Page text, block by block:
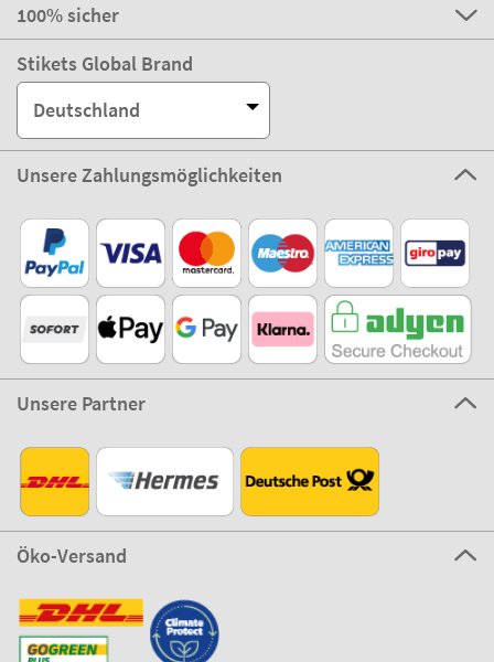
100% sicher
Stikets Global Brand
Deutschland
Unsere Zahlungsmöglichkeiten
Unsere Partner
Öko-Versand